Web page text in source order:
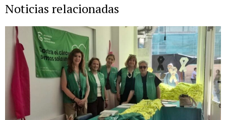
Noticias relacionadas